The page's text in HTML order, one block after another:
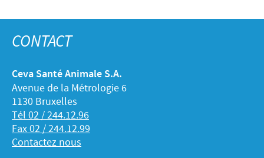
CONTACT
Ceva Santé Animale S.A.
Avenue de la Métrologie 6
1130 Bruxelles
Tél 02 / 244.12.96
Fax 02 / 244.12.99
Contactez nous